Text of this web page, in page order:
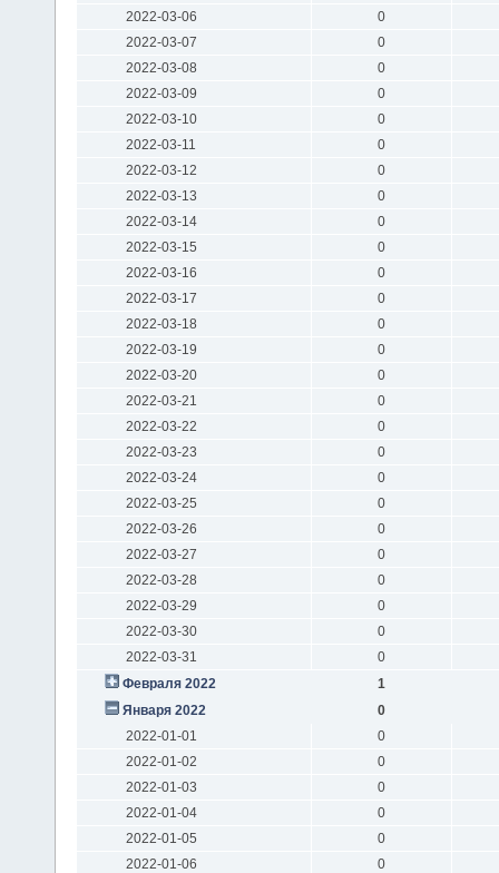
2022-03-06
0
2022-03-07
0
2022-03-08
0
2022-03-09
0
2022-03-10
0
2022-03-11
0
2022-03-12
0
2022-03-13
0
2022-03-14
0
2022-03-15
0
2022-03-16
0
2022-03-17
0
2022-03-18
0
2022-03-19
0
2022-03-20
0
2022-03-21
0
2022-03-22
0
2022-03-23
0
2022-03-24
0
2022-03-25
0
2022-03-26
0
2022-03-27
0
2022-03-28
0
2022-03-29
0
2022-03-30
0
2022-03-31
0
Февраля 2022
1
Января 2022
0
2022-01-01
0
2022-01-02
0
2022-01-03
0
2022-01-04
0
2022-01-05
0
2022-01-06
0